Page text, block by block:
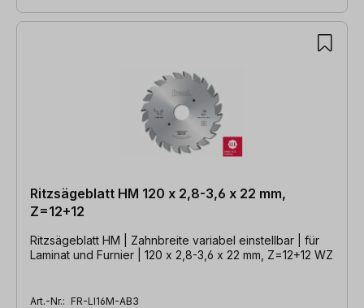
Ritzsägeblatt HM 120 x 2,8-3,6 x 22 mm,
Z=12+12
Ritzsägeblatt HM | Zahnbreite variabel einstellbar | für
Laminat und Furnier | 120 x 2,8-3,6 x 22 mm, Z=12+12 WZ
Art.-Nr.: FR-LI16M-AB3